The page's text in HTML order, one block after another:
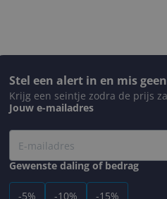
Stel een alert in en mis
Krijg een seintje zodra de prijs
Jouw e-mailadres
Gewenste daling of bedrag
-5% -10% -15%